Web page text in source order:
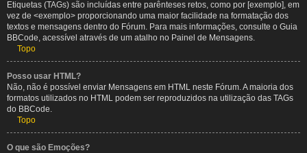
Etiquetas (TAGs) são incluídas entre parênteses retos, como por [exemplo], em
vez de <exemplo> proporcionando uma maior facilidade na formatação dos
textos e mensagens dentro do Fórum. Para mais informações, consulte o Guia
BBCode, acessível através de um atalho no Painel de Mensagens.
Topo
Posso usar HTML?
Não, não é possível enviar Mensagens em HTML neste Fórum. A maioria dos
formatos utilizados no HTML podem ser reproduzidos na utilização das TAGs
do BBCode.
Topo
O que são Emoções?